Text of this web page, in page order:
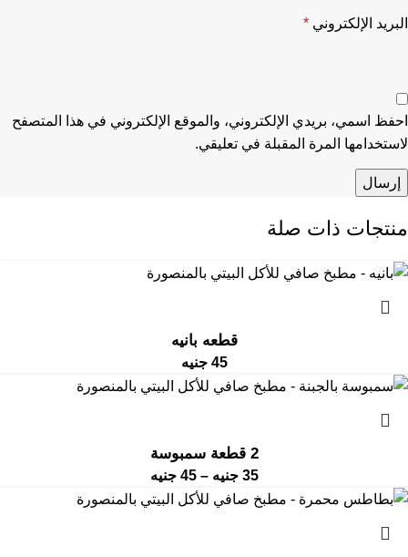
البريد الإلكتروني *
احفظ اسمي، بريدي الإلكتروني، والموقع الإلكتروني في هذا المتصفح
لاستخدامها المرة المقبلة في تعليقي.
منتجات ذات صلة
قطعه بانيه
45 جنيه
2 قطعة سمبوسة
35 جنيه –
45 جنيه